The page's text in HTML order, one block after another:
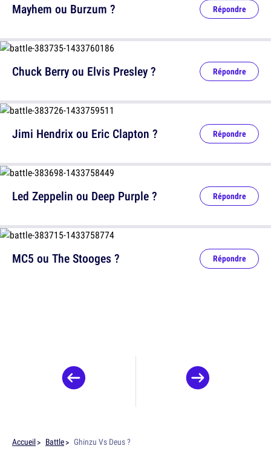
Chuck Berry ou Elvis Presley ? Répondre
Led Zeppelin ou Deep Purple ? Répondre
Mayhem ou Burzum ? Répondre
Jimi Hendrix ou Eric Clapton ? Répondre
MC5 ou The Stooges ? Répondre
Accueil Battle Ghinzu Vs Deus ?